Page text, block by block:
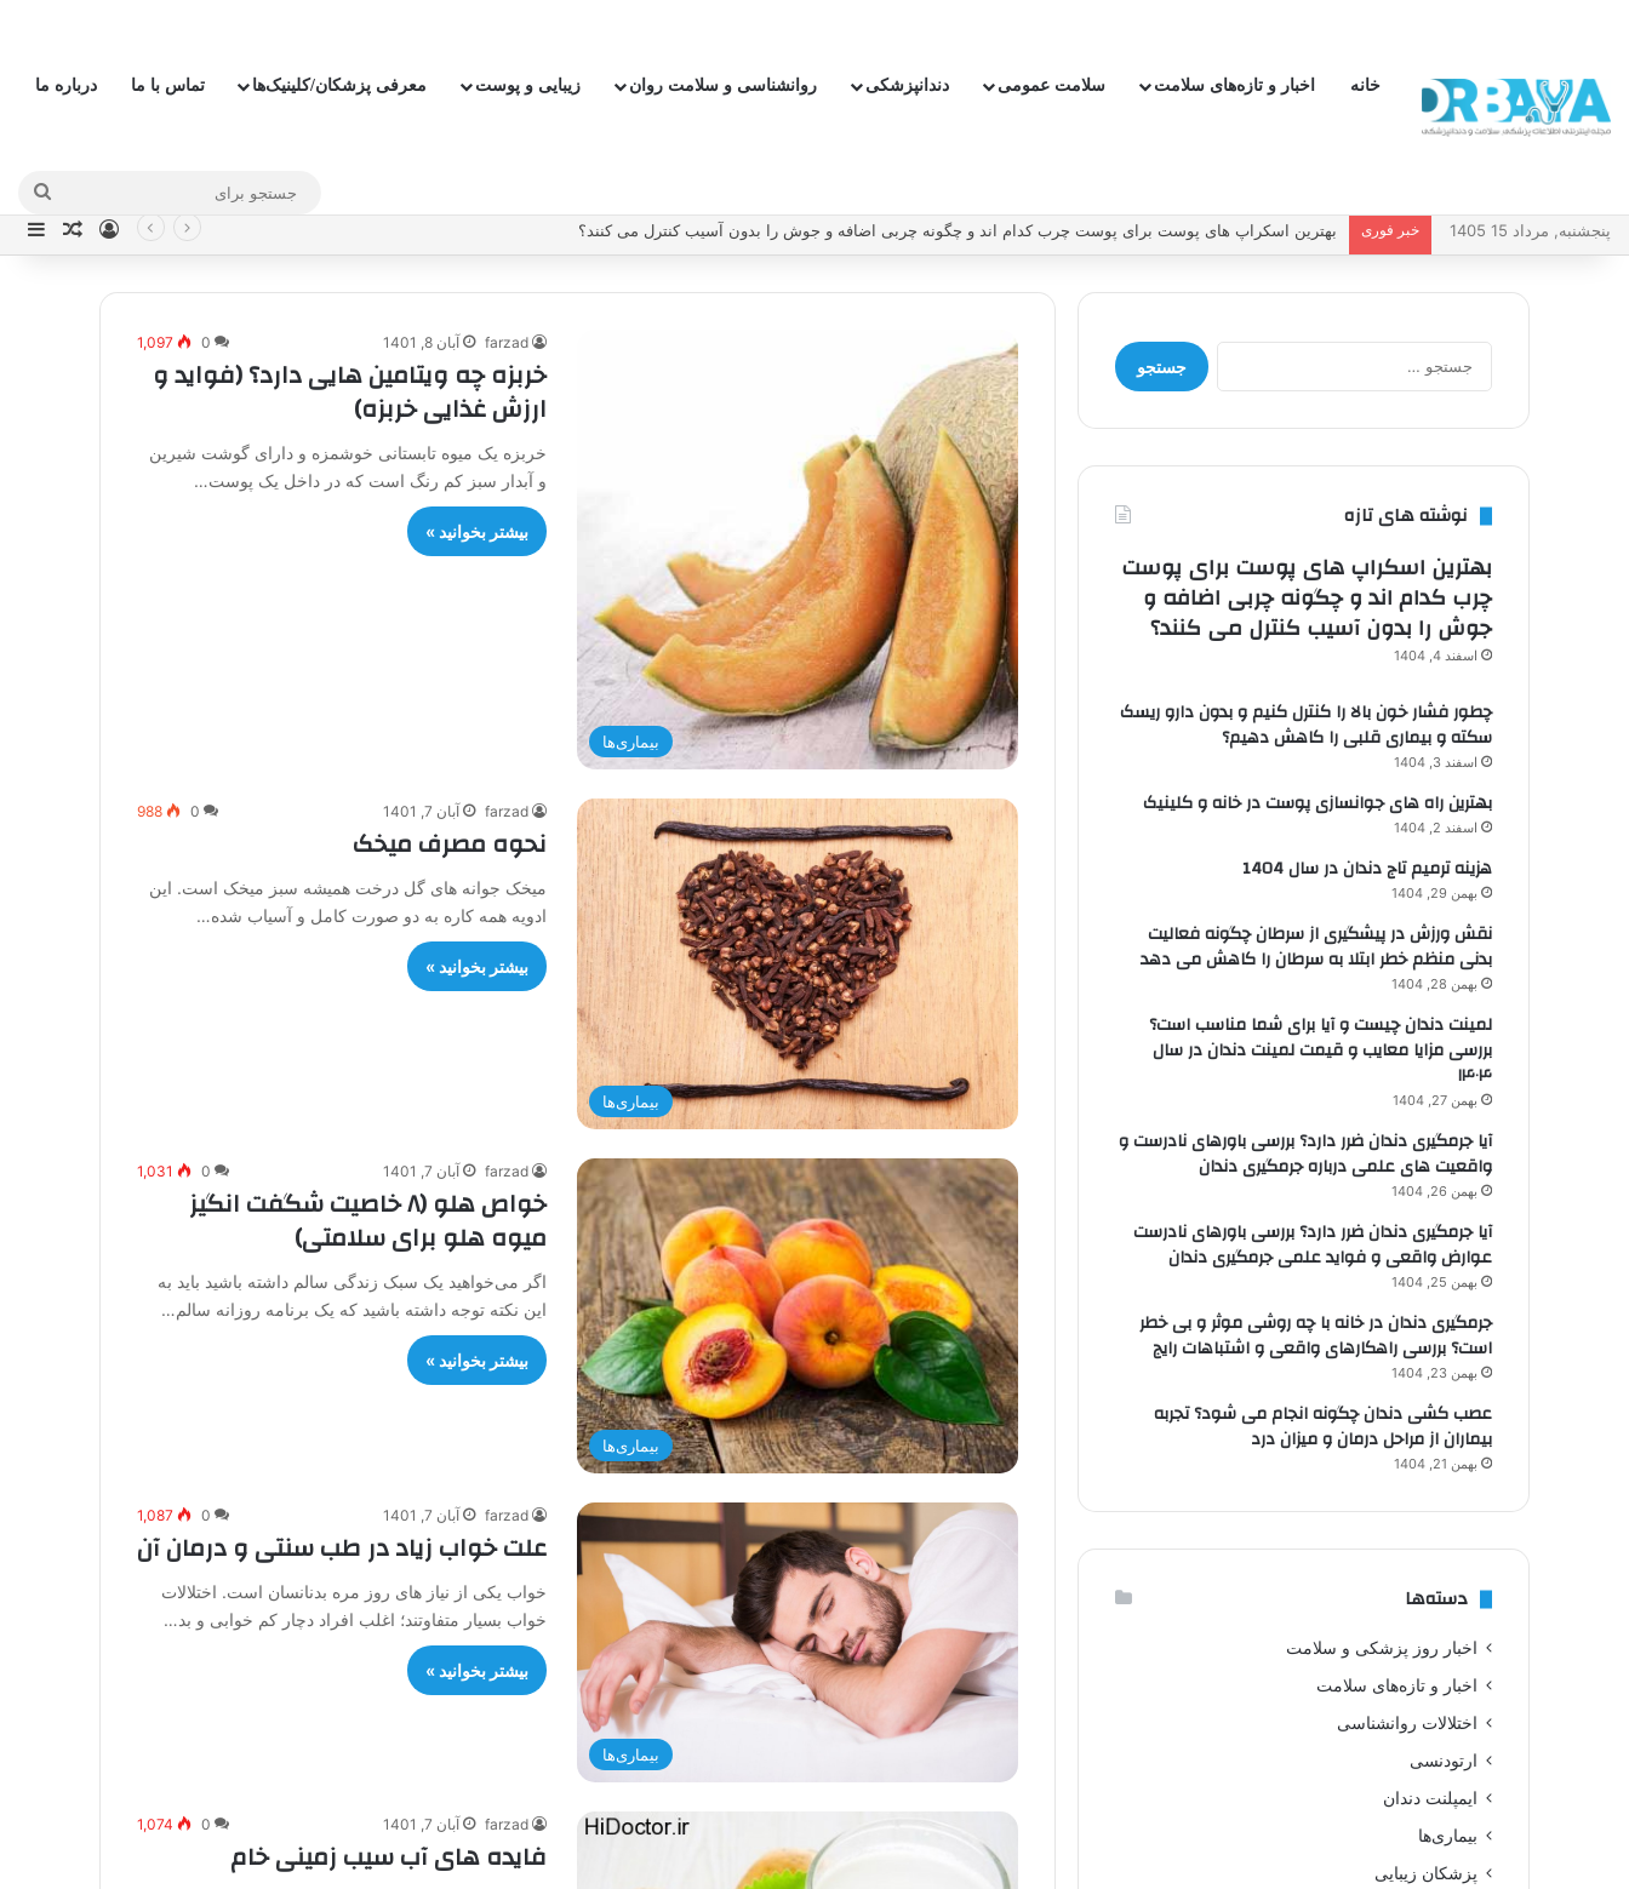
خانه اخبار و تازه‌های سلامت سلامت عمومی دندانپزشکی روانشناسی و سلامت روان زیبایی و پوست معرفی پزشکان/کلینیک‌ها تماس با ما درباره ما
برای
پنجشنبه, مرداد 15 1405 خبر فوری چطور فشار خون بالا را کنترل کنیم و بدون دارو ریسک سکته و بیماری قلبی را کاهش دهیم؟ ورودنوشته
بیماری‌ها
farzad آبان 8, 1401 0
1,097
خربزه چه ویتامین هایی دارد؟ (فواید و
ارزش غذایی خربزه)
خربزه یک میوه تابستانی خوشمزه و دارای گوشت شیرین
و آبدار سبز کم رنگ است که در داخل یک پوست…
بیشتر بخوانید »
بیماری‌ها
farzad آبان 7, 1401 0
988
نحوه مصرف میخک
میخک جوانه های گل درخت همیشه سبز میخک است. این
ادویه همه کاره به دو صورت کامل و آسیاب شده…
بیشتر بخوانید »
بیماری‌ها
farzad آبان 7, 1401 0
1,031
خواص هلو (۸ خاصیت شگفت انگیز
میوه هلو برای سلامتی)
اگر می‌خواهید یک سبک زندگی سالم داشته باشید باید به
این نکته توجه داشته باشید که یک برنامه روزانه سالم…
بیشتر بخوانید »
بیماری‌ها
farzad آبان 7, 1401 0
1,087
علت خواب زیاد در طب سنتی و درمان آن
خواب یکی از نیاز های روز مره بدنانسان است. اختلالات
خواب بسیار متفاوتند؛ اغلب افراد دچار کم خوابی و بد…
بیشتر بخوانید »
farzad آبان 7, 1401 0
1,074
فایده های آب سیب زمینی خام
جستجو
برای:
نوشته های تازه
بهترین اسکراپ های پوست برای پوست
چرب کدام اند و چگونه چربی اضافه و
جوش را بدون آسیب کنترل می کنند؟
اسفند 4, 1404
چطور فشار خون بالا را کنترل کنیم و بدون دارو ریسک
سکته و بیماری قلبی را کاهش دهیم؟
اسفند 3, 1404
بهترین راه های جوانسازی پوست در خانه و کلینیک
اسفند 2, 1404
هزینه ترمیم تاج دندان در سال 1404
بهمن 29, 1404
نقش ورزش در پیشگیری از سرطان چگونه فعالیت
بدنی منظم خطر ابتلا به سرطان را کاهش می دهد
بهمن 28, 1404
لمینت دندان چیست و آیا برای شما مناسب است؟
بررسی مزایا معایب و قیمت لمینت دندان در سال
۱۴۰۴
بهمن 27, 1404
آیا جرمگیری دندان ضرر دارد؟ بررسی باورهای نادرست و
واقعیت های علمی درباره جرمگیری دندان
بهمن 26, 1404
آیا جرمگیری دندان ضرر دارد؟ بررسی باورهای نادرست
عوارض واقعی و فواید علمی جرمگیری دندان
بهمن 25, 1404
جرمگیری دندان در خانه با چه روشی موثر و بی خطر
است؟ بررسی راهکارهای واقعی و اشتباهات رایج
بهمن 23, 1404
عصب کشی دندان چگونه انجام می شود؟ تجربه
بیماران از مراحل درمان و میزان درد
بهمن 21, 1404
دسته‌ها
اخبار روز پزشکی و سلامت
اخبار و تازه‌های سلامت
اختلالات روانشناسی
ارتودنسی
ایمپلنت دندان
بیماری‌ها
پزشکان زیبایی